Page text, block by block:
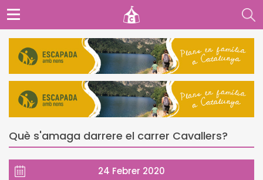
Què s'amaga darrere el carrer Cavallers?
24 Febrer 2020